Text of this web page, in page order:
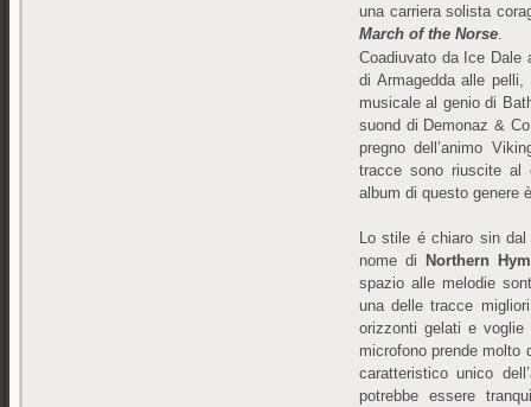
una carriera solista
March of the Norse.
Coadiuvato da Ice
di Armagedda alle
musicale al genio di
suond di Demonaz &
pregno dell’animo
tracce sono riuscite al
album di questo genere
Lo stile é chiaro sin
nome di
Northern
spazio alle melodie
una delle tracce
orizzonti gelati e
microfono prende molto
caratteristico unico
potrebbe essere